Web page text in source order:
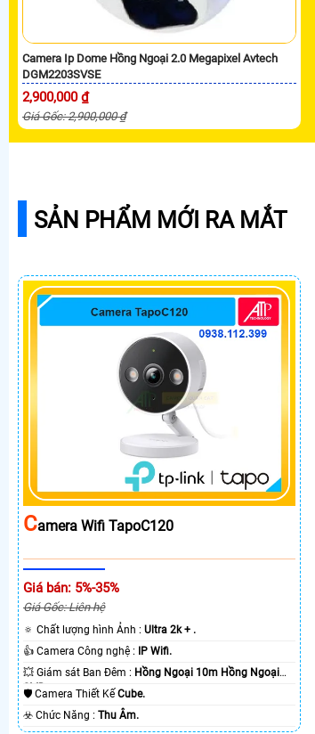
Camera Ip Dome Hồng Ngoại 2.0 Megapixel Avtech
DGM2203SVSE
2,900,000 ₫
Giá Gốc: 2,900,000 ₫
SẢN PHẨM MỚI RA MẮT
CAmera Wifi TapoC120
Giá bán: 5%-35%
Giá Gốc: Liên hệ
🔅 Chất lượng hình Ảnh : Ultra 2k + .
👍 Camera Công nghệ :
IP Wifi.
💥 Giám sát Ban Đêm : Hồng Ngoại 10m Hồng Ngoại
SMD.🛡 Camera Thiết Kế Cube.
️☣️ Chức Năng : Thu Âm.